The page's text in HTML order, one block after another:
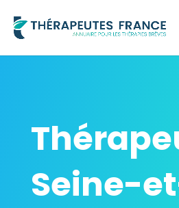
Seine-